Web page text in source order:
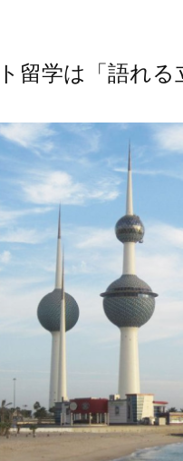
留学は「語れる